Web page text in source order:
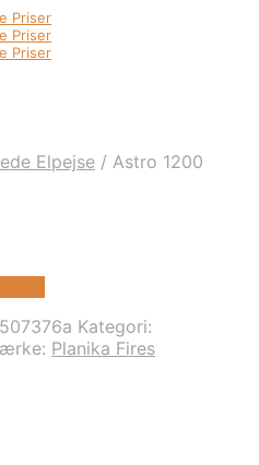
Elpejse / Astro 1200
Kategori:
Planika Fires